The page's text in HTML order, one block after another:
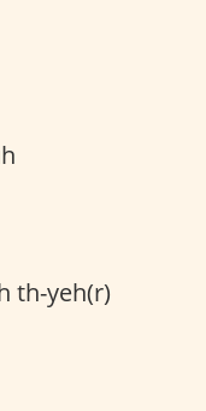
th-yeh(r)